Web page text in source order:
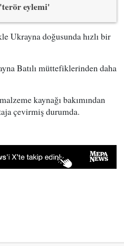
'terör eylemi'
Ukrayna doğusunda hızlı bir
Batılı müttefiklerinden daha
kaynağı bakımından
çevirmiş durumda.